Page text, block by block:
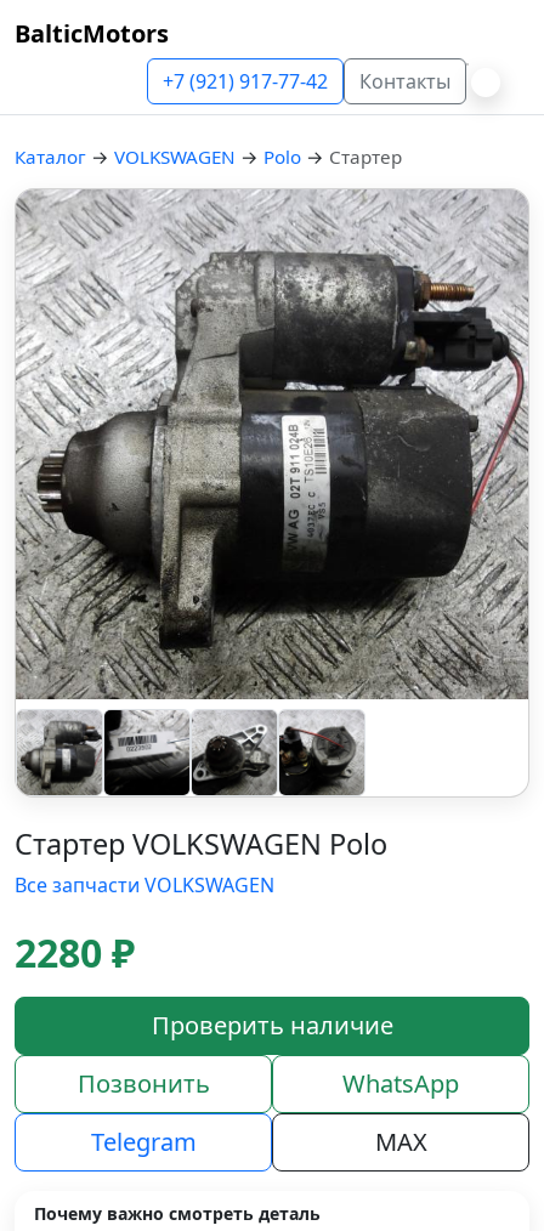
BalticMotors
+7 (921) 917-77-42 Контакты
Каталог → VOLKSWAGEN → Polo → Стартер
Стартер VOLKSWAGEN Polo
Все запчасти VOLKSWAGEN
2280 ₽
Проверить наличие
Позвонить
WhatsApp
Telegram
MAX
Почему важно смотреть деталь